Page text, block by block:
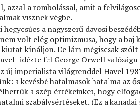
azzal a rombolással, amit a
visznek végbe.
hegycsúcs a nagyszerű davosi
volt elég optimizmusa, hogy a baj
kínáljon. De lám mégiscsak
idézte fel George Orwell valósága
új imperialista világrenddel Havel
a kevésbé hatalmasok hatalma az
a szép értékeinket, hogy
szabálysértéseket. (Ez a